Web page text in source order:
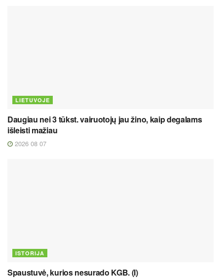
LIETUVOJE
Daugiau nei 3 tūkst. vairuotojų jau žino, kaip degalams
išleisti mažiau
2026 08 07
ISTORIJA
Spaustuvė, kurios nesurado KGB. (I)